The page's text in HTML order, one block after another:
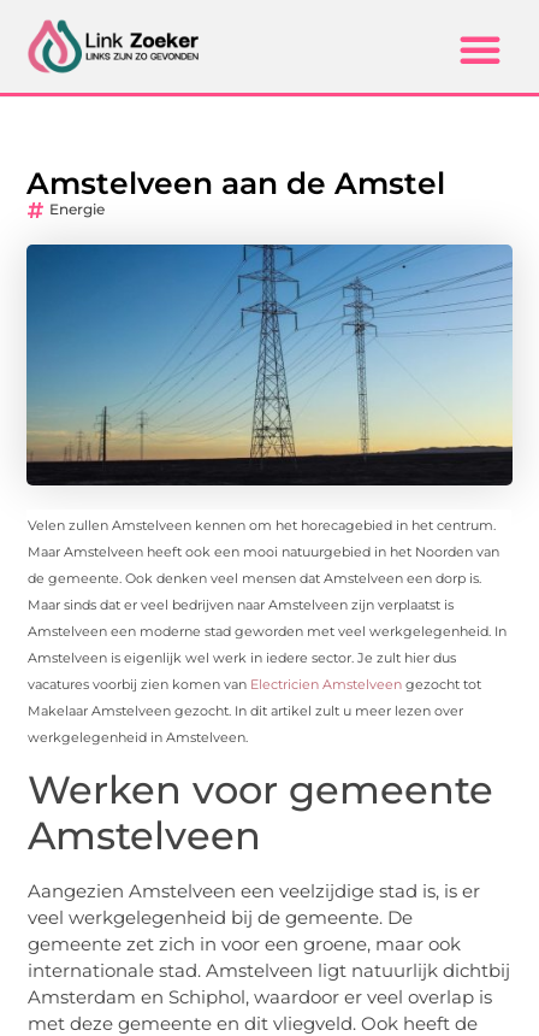
Amstelveen aan de Amstel
Energie
Velen zullen Amstelveen kennen om het horecagebied in het centrum.
Maar Amstelveen heeft ook een mooi natuurgebied in het Noorden van
de gemeente. Ook denken veel mensen dat Amstelveen een dorp is.
Maar sinds dat er veel bedrijven naar Amstelveen zijn verplaatst is
Amstelveen een moderne stad geworden met veel werkgelegenheid. In
Amstelveen is eigenlijk wel werk in iedere sector. Je zult hier dus
vacatures voorbij zien komen van Electricien Amstelveengezocht tot
Makelaar Amstelveen gezocht. In dit artikel zult u meer lezen over
werkgelegenheid in Amstelveen.
Werken voor gemeente
Amstelveen
Aangezien Amstelveen een veelzijdige stad is, is er
veel werkgelegenheid bij de gemeente. De
gemeente zet zich in voor een groene, maar ook
internationale stad. Amstelveen ligt natuurlijk dichtbij
Amsterdam en Schiphol, waardoor er veel overlap is
met deze gemeente en dit vliegveld. Ook heeft de